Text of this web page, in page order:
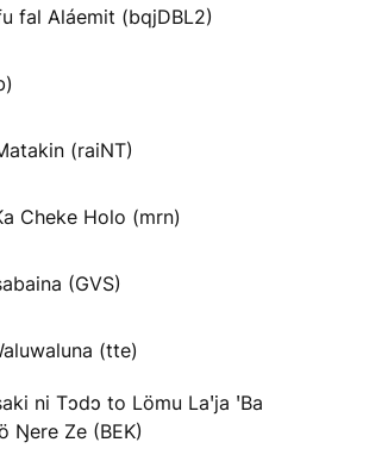
fal Aláemit (bqjDBL2)
(raiNT)
Cheke Holo (mrn)
(GVS)
(tte)
ni Tɔdɔ to Lömu Laꞌja ꞌBa
Ŋere Ze (BEK)